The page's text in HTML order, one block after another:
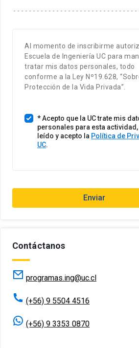
s
U
n
s
Al momento de inscribirme
Escuela de Ingeniería UC para
tratar mis datos personales, todo
conforme a la Ley Nº19.628,
Protección de la Vida Privada”.
* Acepto que la UC trate mis
personales para esta actividad,
leído y acepto la Política de
UC.
Enviar
Contáctanos
programas.ing@uc.cl
(+56) 9 5504 4516
(+56) 9 3353 0870